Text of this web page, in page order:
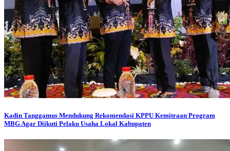
Kadin Tanggamus Mendukung Rekomendasi KPPU Kemitraan Program
MBG Agar Diikuti Pelaku Usaha Lokal Kabupaten